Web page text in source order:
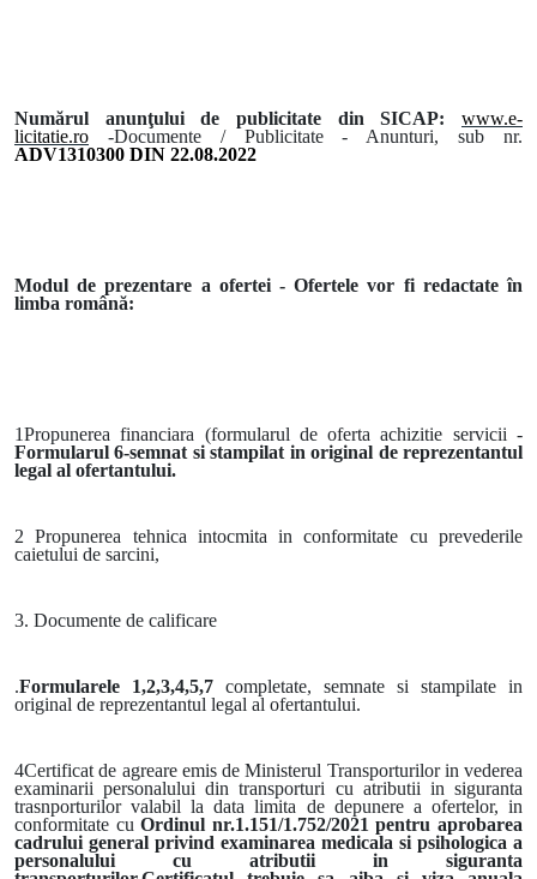
Numărul anunţului de publicitate din SICAP: www.e-
licitatie.ro -Documente /
Publicitate - Anunturi, sub nr.
ADV1310300 DIN 22.08.2022
Modul de prezentare a ofertei - Ofertele vor fi redactate în
limba română:
1Propunerea financiara (formularul de oferta achizitie servicii -
Formularul 6-semnat si stampilat in original de reprezentantul
legal al ofertantului.
2 Propunerea tehnica intocmita in conformitate cu prevederile
caietului de sarcini,
3. Documente de calificare
.Formularele 1,2,3,4,5,7 completate, semnate si stampilate in
original de reprezentantul legal al ofertantului.
4Certificat de agreare emis de Ministerul Transporturilor in vederea
examinarii personalului din transporturi cu atributii in siguranta
trasnporturilor valabil la data limita de depunere a ofertelor, in
conformitate cuOrdinul nr.1.151/1.752/2021 pentru aprobarea
cadrului general privind examinarea medicala si psihologica a
personalului cu atributii in siguranta